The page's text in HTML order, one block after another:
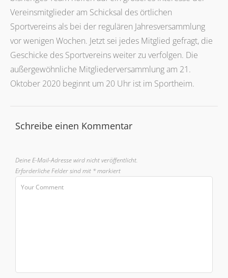
Vereinsmitglieder am Schicksal des örtlichen
Sportvereins als bei der regulären Jahresversammlung
vor wenigen Wochen. Jetzt sei jedes Mitglied gefragt, die
Geschicke des Sportvereins weiter zu verfolgen. Die
außergewöhnliche Mitgliederversammlung am 21.
Oktober 2020 beginnt um 20 Uhr ist im Sportheim.
Schreibe einen Kommentar
Deine E-Mail-Adresse wird nicht veröffentlicht.
Erforderliche Felder sind mit *markiert